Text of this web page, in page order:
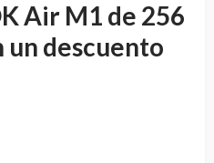
Air M1 de 256
un descuento